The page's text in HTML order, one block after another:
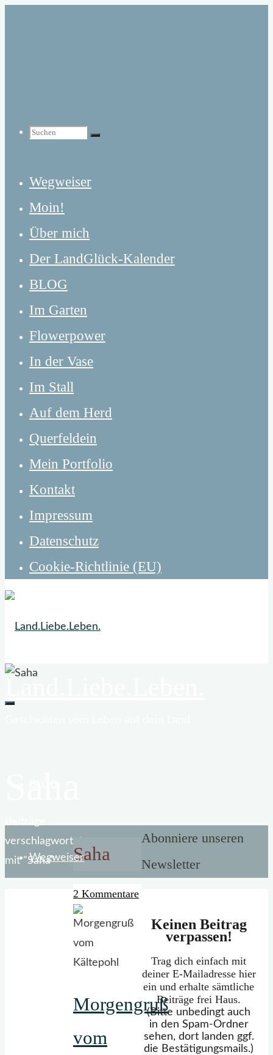
Suchen
Suchen
nach:
Suchen
Wegweiser
Moin!
Über mich
Der LandGlück-Kalender
BLOG
Im Garten
Flowerpower
In der Vase
Im Stall
Auf dem Herd
Querfeldein
Mein Portfolio
Kontakt
Impressum
Datenschutz
Cookie-Richtlinie (EU)
Wegweiser
Mein Portfolio
verschlagwortet
mit "Saha"
Saha
2 Kommentare
Morgengruß
vom
Abonniere unseren
Newsletter
Keinen Beitrag
verpassen!
Trag dich einfach mit
deiner E-Mailadresse hier
ein und erhalte sämtliche
Beiträge frei Haus.
(Bitte unbedingt auch
in den Spam-Ordner
sehen, dort landen ggf.
die Bestätigungsmails.)